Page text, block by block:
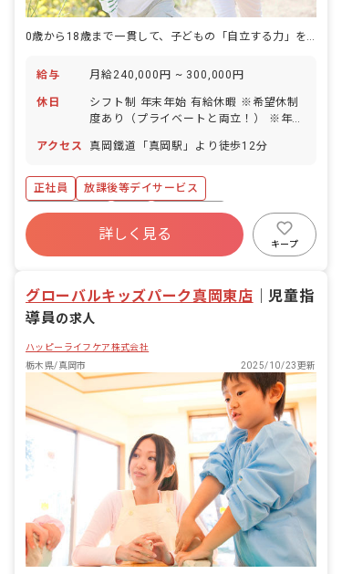
0歳から18歳まで一貫して、子どもの「自立する力」を育て続ける仕事
給与 月給240,000円 ~ 300,000円
休日
シフト制 年末年始 有給休暇 ※希望休制
度あり（プライベートと両立！） ※年末
が、職員同士で相談のうえ、お休みも調
アクセス 真岡鐵道「真岡駅」より徒歩12分
正社員
放課後等デイサービス
社会保険完備
有給
残業少なめ
詳しく見る
キープ
グローバルキッズパーク真岡東店 ｜児童指
導員の求人
ハッピーライフケア株式会社
栃木県/真岡市
2025/10/23更新